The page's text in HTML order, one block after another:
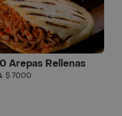
Arepas Rellenas
$ 7000